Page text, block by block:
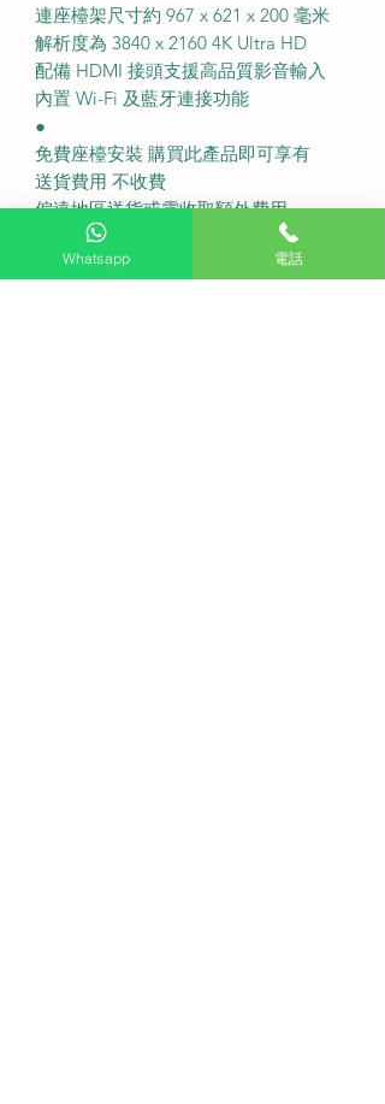
連座檯架尺寸約 967 x 621 x 200 毫米
解析度為 3840 x 2160 4K Ultra HD
配備 HDMI 接頭支援高品質影音輸入
內置 Wi-Fi 及藍牙連接功能
●
免費座檯安裝 購買此產品即可享有
送貨費用 不收費
偏遠地區送貨或需收取額外費用
固定式掛牆費用 總計為 $500
如屬 雲石或磁磚 等特色牆身請先聯繫
Whatsapp 電話